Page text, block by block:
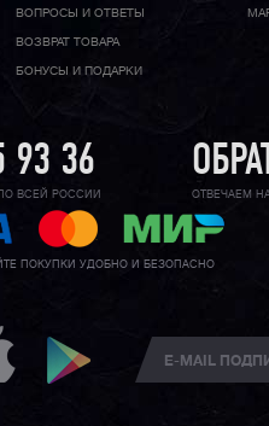
ВОПРОСЫ И ОТВЕТЫ
ВОЗВРАТ ТОВАРА
БОНУСЫ И ПОДАРКИ
93 36
ВСЕЙ РОССИИ ОТВЕЧАЕМ
ПОКУПКИ УДОБНО И БЕЗОПАСНО